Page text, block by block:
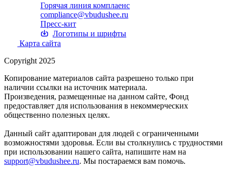
Горячая линия комплаенс
compliance@vbudushee.ru
Пресс-кит
Логотипы и шрифты
Карта сайта
Copyright 2025
Копирование материалов сайта разрешено только при
наличии ссылки на источник материала.
Произведения, размещенные на данном сайте, Фонд
предоставляет для использования в некоммерческих
общественно полезных целях.
Данный сайт адаптирован для людей с ограниченными
возможностями здоровья. Если вы столкнулись с трудностями
при использовании нашего сайта, напишите нам на
support@vbudushee.ru. Мы постараемся вам помочь.